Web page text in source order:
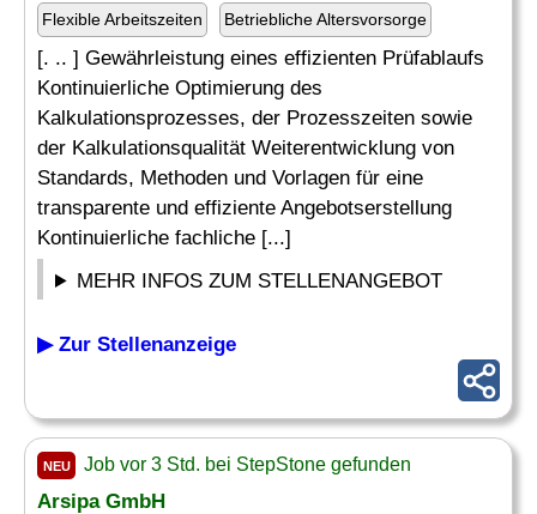
Flexible Arbeitszeiten Betriebliche Altersvorsorge
[. .. ] Gewährleistung eines effizienten Prüfablaufs
Kontinuierliche Optimierung des
Kalkulationsprozesses, der Prozesszeiten sowie
der Kalkulationsqualität Weiterentwicklung von
Standards, Methoden und Vorlagen für eine
transparente und effiziente Angebotserstellung
Kontinuierliche fachliche [...]
MEHR INFOS ZUM STELLENANGEBOT
▶ Zur Stellenanzeige
NEU Job vor 3 Std. bei StepStone gefunden
Arsipa GmbH